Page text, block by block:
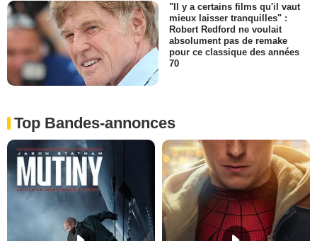
"Il y a certains films qu'il vaut
mieux laisser tranquilles" :
Robert Redford ne voulait
absolument pas de remake
pour ce classique des années
70
Top Bandes-annonces